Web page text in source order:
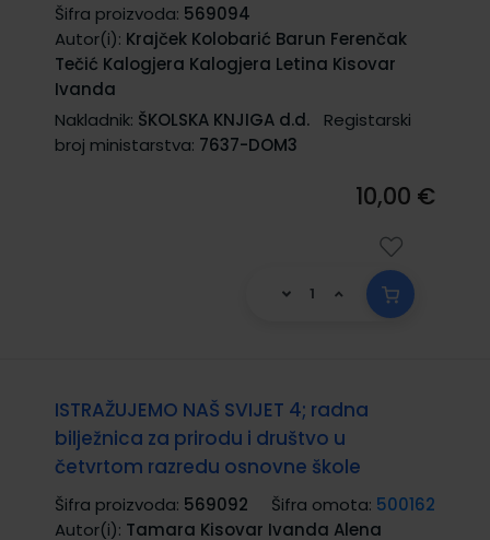
Šifra proizvoda: 569094
Autor(i): Krajček Kolobarić Barun Ferenčak
Tečić Kalogjera Kalogjera Letina Kisovar
Ivanda
Nakladnik: ŠKOLSKA KNJIGA d.d.
Registarski
broj ministarstva: 7637-DOM3
10,00 €
ISTRAŽUJEMO NAŠ SVIJET 4; radna
bilježnica za prirodu i društvo u
četvrtom razredu osnovne škole
Šifra proizvoda: 569092 Šifra omota: 500162
Autor(i): Tamara Kisovar Ivanda Alena